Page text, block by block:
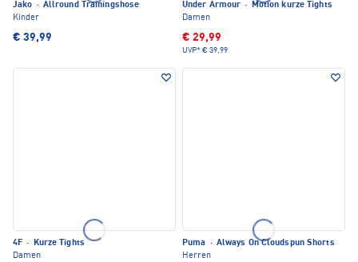
Jako · Allround Trainingshose
Kinder
€ 39,99
Under Armour ·
Motion kurze Tights
Damen
€ 29,99
UVP* € 39,99
4F ·
Kurze Tights
Damen
Puma · Always On Cloudspun Shorts
Herren